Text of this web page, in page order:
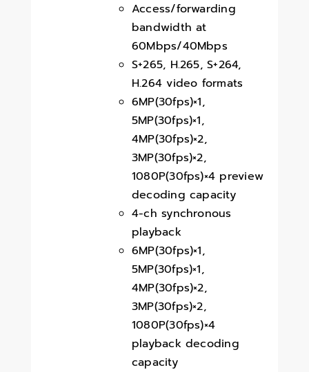
Access/forwarding
bandwidth at
60Mbps/40Mbps
S+265, H.265, S+264,
H.264 video formats
6MP(30fps)×1,
5MP(30fps)×1,
4MP(30fps)×2,
3MP(30fps)×2,
1080P(30fps)×4 preview
decoding capacity
4-ch synchronous
playback
6MP(30fps)×1,
5MP(30fps)×1,
4MP(30fps)×2,
3MP(30fps)×2,
1080P(30fps)×4
playback decoding
capacity